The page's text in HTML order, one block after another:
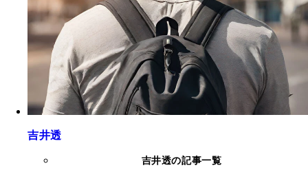
吉井透
吉井透の記事一覧